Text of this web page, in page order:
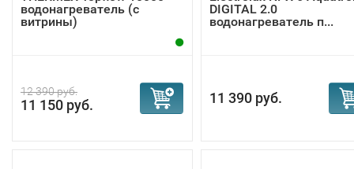
водонагреватель (с
витрины)
12 390 руб.
11 150 руб.
DIGITAL 2.0
водонагреватель п...
11 390 руб.